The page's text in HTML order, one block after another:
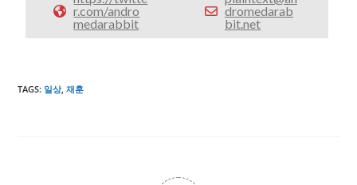
r.com/andro
medarabbit
dromedarab
bit.net
TAGS: 일상, 재훈